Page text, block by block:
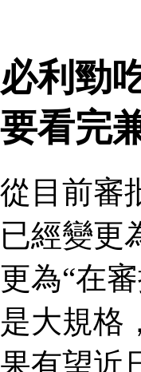
必利勁
要看完
從目前審
已經變更
更為“在
是大規格
果有望近